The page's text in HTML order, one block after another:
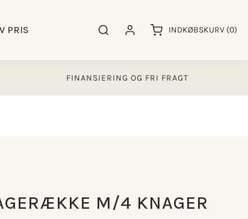
PRIS SøgeresultaterLog ind INDKØBSKURV (0)
varer
FINANSIERING OG FRI FRAGT
M/4 KNAGER